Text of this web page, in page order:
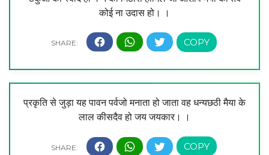
कोई ना उदास हो। ।
प्रकृति से जुड़ा यह पावन पर्वजो मनाता हो जाता वह धन्यछठी मैया के
लाल कीसदैव हो जय जयकार। ।